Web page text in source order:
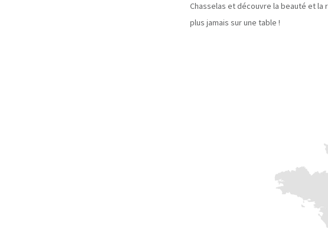
Chasselas et découvre la beauté et
plus jamais sur une table !